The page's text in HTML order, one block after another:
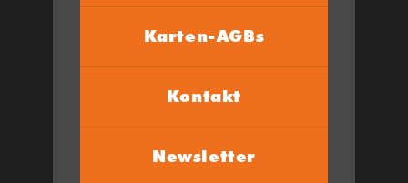
Karten-AGBs
Kontakt
Newsletter